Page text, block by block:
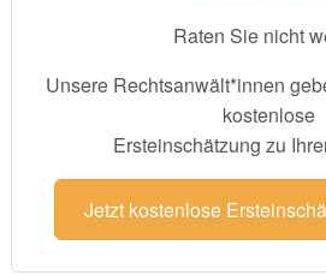
Raten Sie nicht
Unsere Rechtsanwält*innen
kostenlose
Ersteinschätzung zu
Jetzt kostenlose